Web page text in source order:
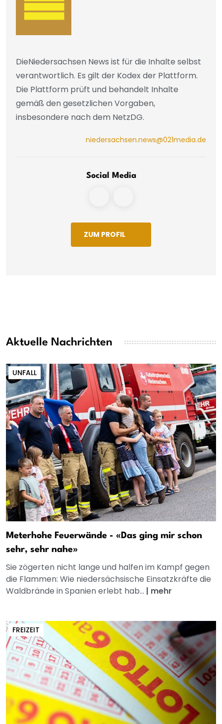
DieNiedersachsen News ist für die Inhalte selbst
verantwortlich. Es gilt der Kodex der Plattform.
Die Plattform prüft und behandelt Inhalte
gemäß den gesetzlichen Vorgaben,
insbesondere nach dem NetzDG.
niedersachsen.news@021media.de
Social Media
ZUM PROFIL
Aktuelle Nachrichten
UNFALL
Meterhohe Feuerwände - «Das ging mir schon
sehr, sehr nahe»
Sie zögerten nicht lange und halfen im Kampf gegen
die Flammen: Wie niedersächsische Einsatzkräfte die
Waldbrände in Spanien erlebt hab... | mehr
FREIZEIT